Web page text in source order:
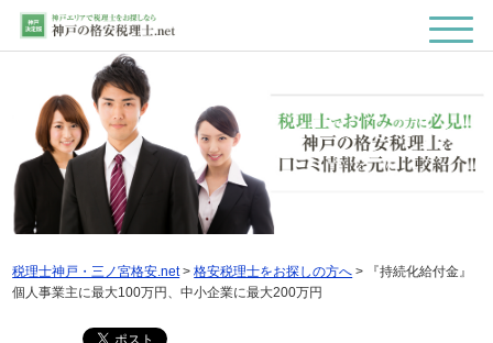
税理士神戸・三ノ宮格安.net>格安税理士をお探しの方へ >
『持続化給付金』
個人事業主に最大100万円、中小企業に最大200万円